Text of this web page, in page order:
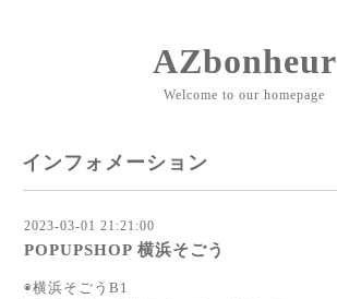
AZbonheur
Welcome to our homepage
インフォメーション
2023-03-01 21:21:00
POPUPSHOP 横浜そごう
◉横浜そごうB1